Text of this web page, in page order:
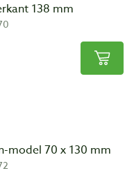
138 mm
model 70 x 130 mm